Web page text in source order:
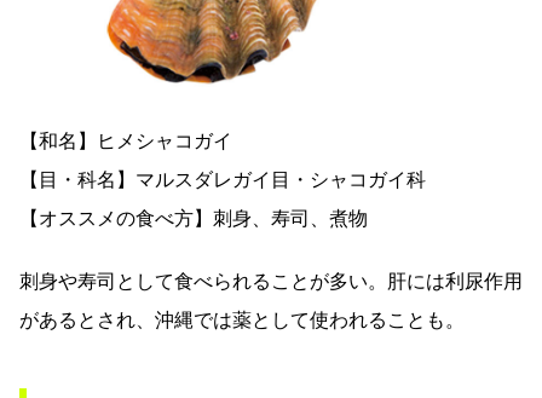
【和名】ヒメシャコガイ
【目・科名】マルスダレガイ目・シャコガイ科
【オススメの食べ方】刺身、寿司、煮物
刺身や寿司として食べられることが多い。肝には利尿作用
があるとされ、沖縄では薬として使われることも。